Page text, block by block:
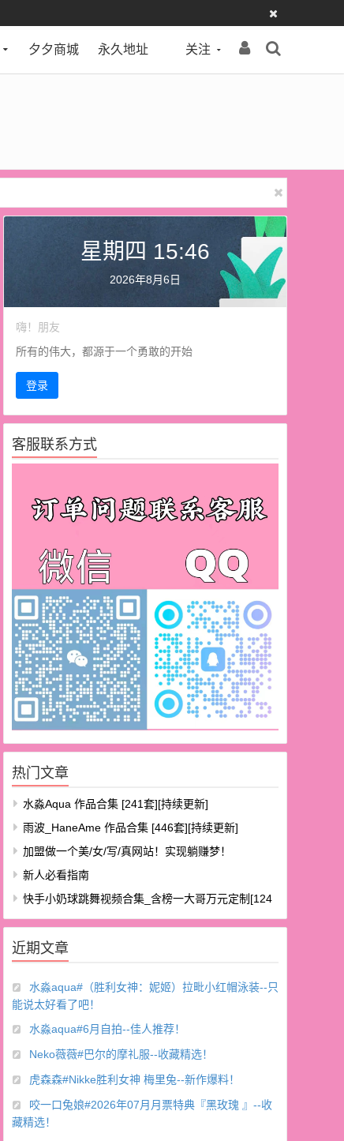
关注
夕夕商城 永久地址
星期四 15:46
2026年8月6日
嗨！朋友
所有的伟大，都源于一个勇敢的开始
登录
客服联系方式
热门文章
水淼aqua 作品合集 [241套][持续更新]
雨波_HaneAme 作品合集 [446套][持续更新]
加盟做一个美/女/写/真网站！实现躺赚梦！
新人必看指南
快手小奶球跳舞视频合集_含榜一大哥万元定制[124
V/8.48G]
近期文章
水淼aqua#（胜利女神：妮姬）拉毗小红帽泳装--只
能说太好看了吧！
水淼aqua#6月自拍--佳人推荐！
Neko薇薇#巴尔的摩礼服--收藏精选！
虎森森#Nikke胜利女神 梅里兔--新作爆料！
咬一口兔娘#2026年07月月票特典『黑玫瑰 』--收
藏精选！